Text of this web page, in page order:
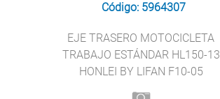
Código: 5964307
EJE TRASERO MOTOCICLETA
TRABAJO ESTÁNDAR HL150-13
HONLEI BY LIFAN F10-05